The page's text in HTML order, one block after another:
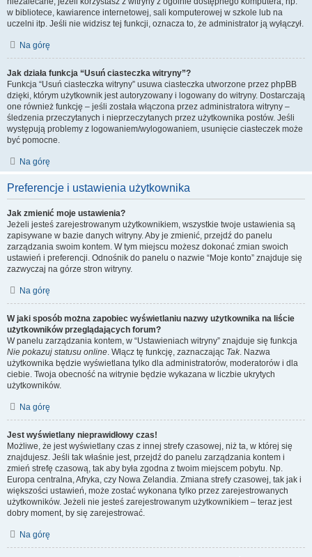
w bibliotece, kawiarence internetowej, sali komputerowej w szkole lub na
uczelni itp. Jeśli nie widzisz tej funkcji, oznacza to, że administrator ją wyłączył.
Na górę
Jak działa funkcja “Usuń ciasteczka witryny”?
Funkcja “Usuń ciasteczka witryny” usuwa ciasteczka utworzone przez phpBB
dzięki, którym użytkownik jest autoryzowany i logowany do witryny. Dostarczają
one również funkcję – jeśli została włączona przez administratora witryny –
śledzenia przeczytanych i nieprzeczytanych przez użytkownika postów. Jeśli
występują problemy z logowaniem/wylogowaniem, usunięcie ciasteczek może
być pomocne.
Na górę
Preferencje i ustawienia użytkownika
Jak zmienić moje ustawienia?
Jeżeli jesteś zarejestrowanym użytkownikiem, wszystkie twoje ustawienia są
zapisywane w bazie danych witryny. Aby je zmienić, przejdź do panelu
zarządzania swoim kontem. W tym miejscu możesz dokonać zmian swoich
ustawień i preferencji. Odnośnik do panelu o nazwie “Moje konto” znajduje się
zazwyczaj na górze stron witryny.
Na górę
W jaki sposób można zapobiec wyświetlaniu nazwy użytkownika na liście
użytkowników przeglądających forum?
W panelu zarządzania kontem, w “Ustawieniach witryny” znajduje się funkcja
Nie pokazuj statusu online. Włącz tę funkcję, zaznaczając Tak. Nazwa
użytkownika będzie wyświetlana tylko dla administratorów, moderatorów i dla
ciebie. Twoja obecność na witrynie będzie wykazana w liczbie ukrytych
użytkowników.
Na górę
Jest wyświetlany nieprawidłowy czas!
Możliwe, że jest wyświetlany czas z innej strefy czasowej, niż ta, w której się
znajdujesz. Jeśli tak właśnie jest, przejdź do panelu zarządzania kontem i
zmień strefę czasową, tak aby była zgodna z twoim miejscem pobytu. Np.
Europa centralna, Afryka, czy Nowa Zelandia. Zmiana strefy czasowej, tak jak i
większości ustawień, może zostać wykonana tylko przez zarejestrowanych
użytkowników. Jeżeli nie jesteś zarejestrowanym użytkownikiem – teraz jest
dobry moment, by się zarejestrować.
Na górę